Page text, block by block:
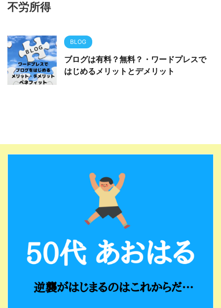
不労所得
BLOG
ブログは有料？無料？・ワードプレスで
はじめるメリットとデメリット